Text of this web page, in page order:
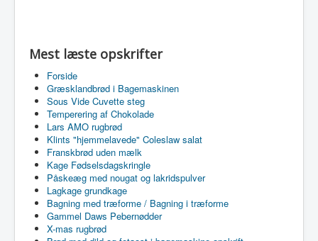
Mest læste opskrifter
Forside
Græsklandbrød i Bagemaskinen
Sous Vide Cuvette steg
Temperering af Chokolade
Lars AMO rugbrød
Klints "hjemmelavede" Coleslaw salat
Franskbrød uden mælk
Kage Fødselsdagskringle
Påskeæg med nougat og lakridspulver
Lagkage grundkage
Bagning med træforme / Bagning i træforme
Gammel Daws Pebernødder
X-mas rugbrød